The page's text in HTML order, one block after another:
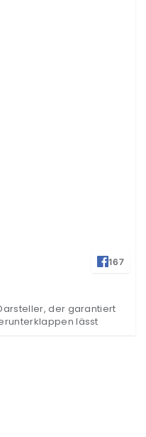
167
der garantiert
lässt